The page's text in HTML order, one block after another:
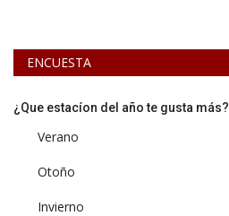
ENCUESTA
¿Que estacíon del año te gusta más?
Verano
Otoño
Invierno